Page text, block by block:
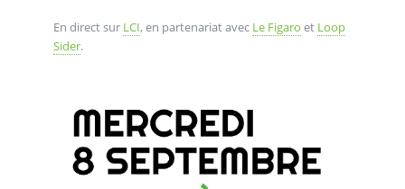
En direct sur LCI, en partenariat avec Le Figaro et Loop
Sider.